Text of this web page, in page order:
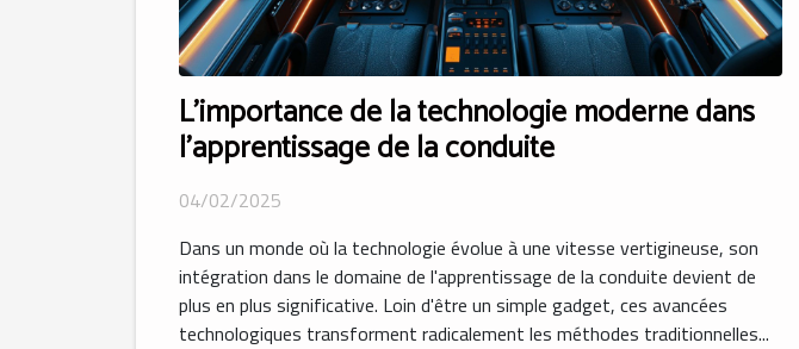
L'importance de la technologie moderne dans
l'apprentissage de la conduite
04/02/2025
Dans un monde où la technologie évolue à une vitesse vertigineuse, son
intégration dans le domaine de l'apprentissage de la conduite devient de
plus en plus significative. Loin d'être un simple gadget, ces avancées
technologiques transforment radicalement les méthodes traditionnelles...